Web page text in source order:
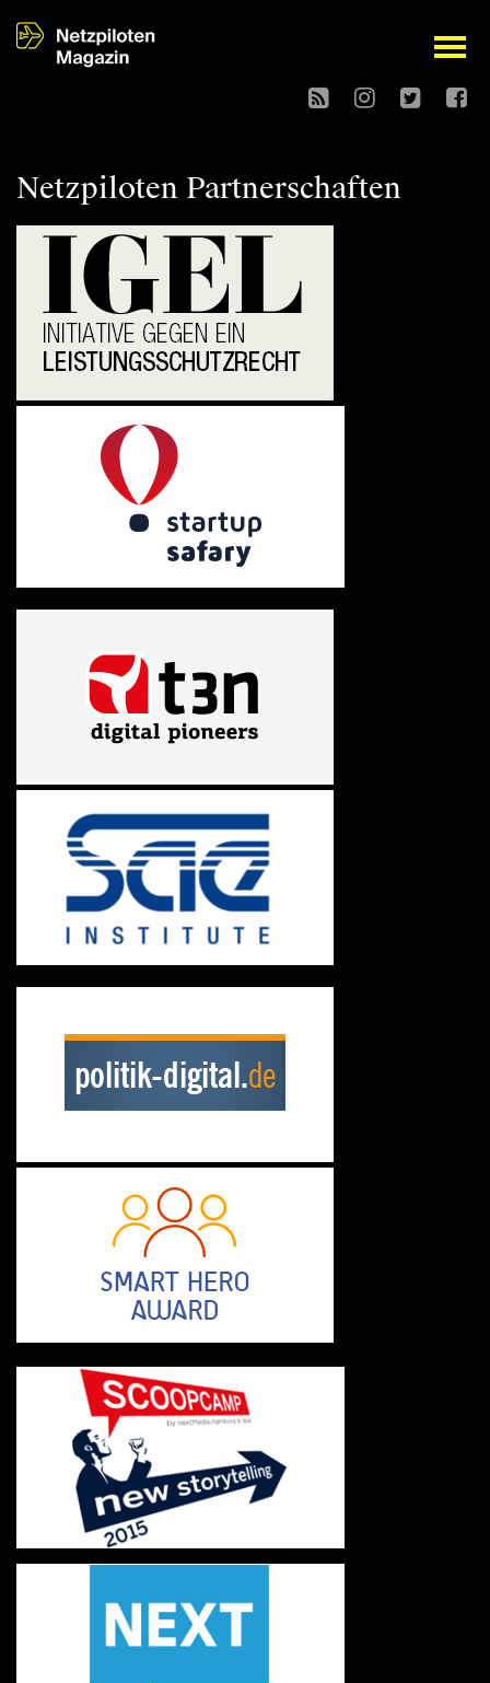
open
Netzpiloten Partnerschaften